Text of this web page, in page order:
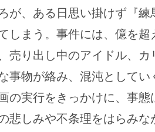
が、ある日思い掛けず『
しまう。事件には、億を超
売り出し中のアイドル、カ
事物が絡み、混沌としてい
の実行をきっかけに、事
悲しみや不条理をはらみな